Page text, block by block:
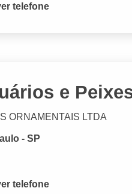
telefone
e
ORNAMENTAIS LTDA
- SP
telefone